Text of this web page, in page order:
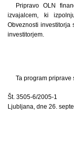
Pripravo OLN
izvajalcem, ki
Obveznosti investitorja
investitorjem.
Ta program priprave
Št. 3505-6/2005-1
Ljubljana, dne 26.